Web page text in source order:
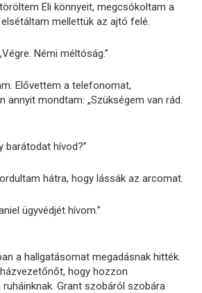
Eli könnyeit, megcsókoltam a
mellettük az ajtó felé.
Némi méltóság.”
Elővettem a telefonomat,
annyit mondtam: „Szükségem van rád.
barátodat hívod?”
hátra, hogy lássák az arcomat.
ügyvédjét hívom.”
a hallgatásomat megadásnak hitték.
hogy hozzon
Grant szobáról szobára